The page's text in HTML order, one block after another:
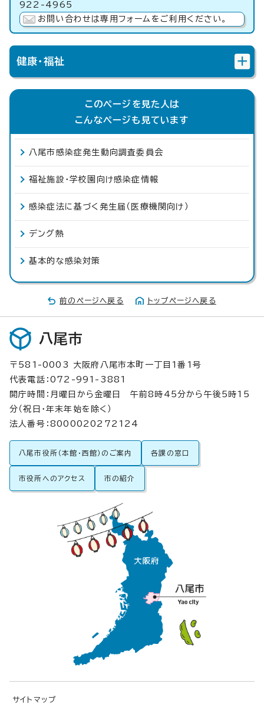
922-4965
お問い合わせは専用フォームをご利用ください。
健康・福祉
このページを見た人は
こんなページも見ています
八尾市感染症発生動向調査委員会
福祉施設・学校園向け感染症情報
感染症法に基づく発生届（医療機関向け）
デング熱
基本的な感染対策
前のページへ戻る トップページへ戻る
八尾市
〒581-0003 大阪府八尾市本町一丁目1番1号
代表電話：072-991-3881
開庁時間：月曜日から金曜日 午前8時45分から午後5時15
分（祝日・年末年始を除く）
法人番号：8000020272124
八尾市役所（本館・西館）のご案内 各課の窓口
市役所へのアクセス 市の紹介
サイトマップ